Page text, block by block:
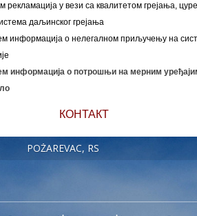
рекламација у вези са квалитетом грејања,
даљинског грејања
информација о нелегалном приључењу на
информација о потрошњи на мерним
КОНТАКТ
POŽAREVAC, RS